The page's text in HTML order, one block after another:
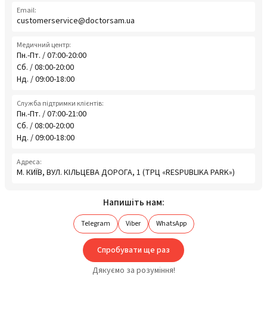
Email:
customerservice@doctorsam.ua
Медичний центр:
Пн.-Пт. / 07:00-20:00
Сб. / 08:00-20:00
Нд. / 09:00-18:00
Служба підтримки клієнтів:
Пн.-Пт. / 07:00-21:00
Сб. / 08:00-20:00
Нд. / 09:00-18:00
Адреса:
М. КИЇВ, ВУЛ. КІЛЬЦЕВА ДОРОГА, 1 (ТРЦ «RESPUBLIKA PARK»)
Напишіть нам:
Telegram Viber WhatsApp
Спробувати ще раз
Дякуємо за розуміння!